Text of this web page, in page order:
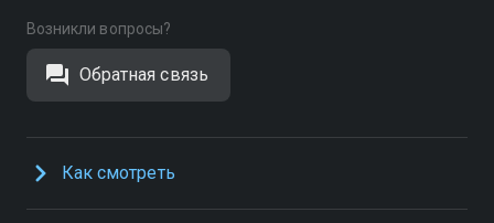
Возникли вопросы?
Обратная связь
Как смотреть